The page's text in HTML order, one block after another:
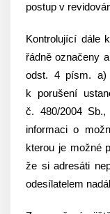
postup v
Kontrolující dále
řádně označeny
odst. 4 písm. a)
k porušení
č. 480/2004 Sb.,
informaci o
kterou je možné
že si adresáti
odesílatelem